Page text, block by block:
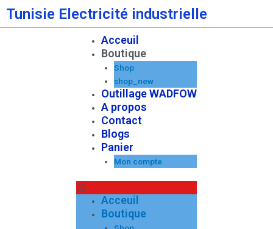
Tunisie Electricité industrielle
Acceuil
Boutique
Shop
shop_new
Outillage WADFOW
A propos
Contact
Blogs
Panier
Mon compte
Menu
Acceuil
Boutique